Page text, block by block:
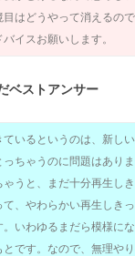
目はどうやって消えるの
イスお願いします。
ベストアンサー
いるというのは、新し
ちゃうのに問題はあり
うと、まだ十分再生し
、やわらかい再生しき
いわゆるまだら模様に
です。なので、無理や